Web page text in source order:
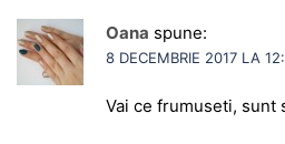
Oana spune:
8 DECEMBRIE 2017 LA
Vai ce frumuseti, sunt